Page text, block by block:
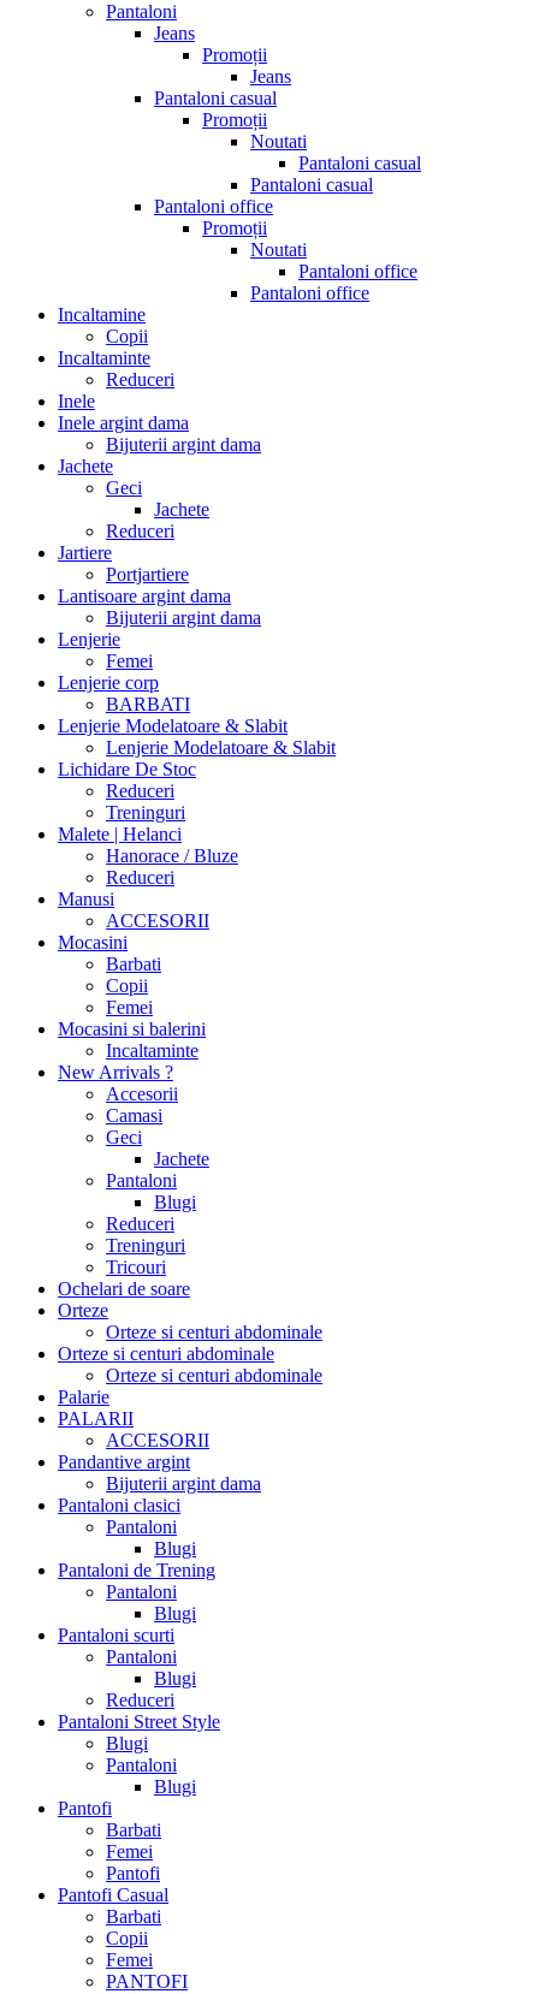
Pantaloni
Jeans
Promoții
Jeans
Pantaloni casual
Promoții
Noutati
Pantaloni casual
Pantaloni casual
Pantaloni office
Promoții
Noutati
Pantaloni office
Pantaloni office
Incaltamine
Copii
Incaltaminte
Reduceri
Inele
Inele argint dama
Bijuterii argint dama
Jachete
Geci
Jachete
Reduceri
Jartiere
Portjartiere
Lantisoare argint dama
Bijuterii argint dama
Lenjerie
Femei
Lenjerie corp
BARBATI
Lenjerie Modelatoare & Slabit
Lenjerie Modelatoare & Slabit
Lichidare De Stoc
Reduceri
Treninguri
Malete | Helanci
Hanorace / Bluze
Reduceri
Manusi
ACCESORII
Mocasini
Barbati
Copii
Femei
Mocasini si balerini
Incaltaminte
New Arrivals ?
Accesorii
Camasi
Geci
Jachete
Pantaloni
Blugi
Reduceri
Treninguri
Tricouri
Ochelari de soare
Orteze
Orteze si centuri abdominale
Orteze si centuri abdominale
Orteze si centuri abdominale
Palarie
PALARII
ACCESORII
Pandantive argint
Bijuterii argint dama
Pantaloni clasici
Pantaloni
Blugi
Pantaloni de Trening
Pantaloni
Blugi
Pantaloni scurti
Pantaloni
Blugi
Reduceri
Pantaloni Street Style
Blugi
Pantaloni
Blugi
Pantofi
Barbati
Femei
Pantofi
Pantofi Casual
Barbati
Copii
Femei
PANTOFI